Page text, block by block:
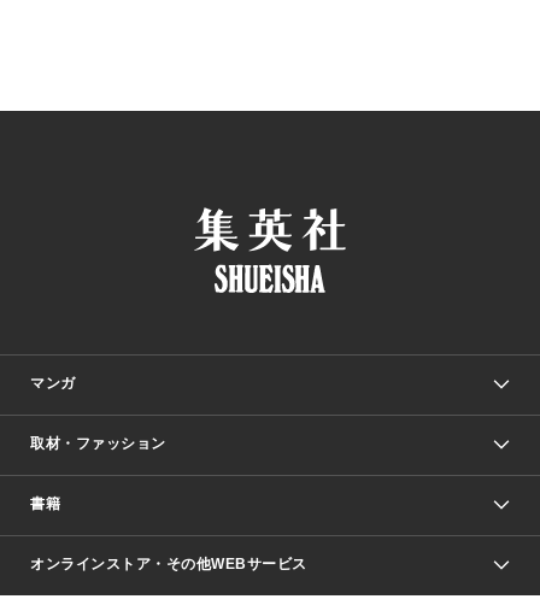
マンガ
少年マンガ
Vジャンプ
週刊ヤングジャンプ
少女マンガ
取材・ファッション
Seventeen
芸能・情報・スポーツ
書籍
文芸・文庫・総合
オンラインストア・その他WEBサービス